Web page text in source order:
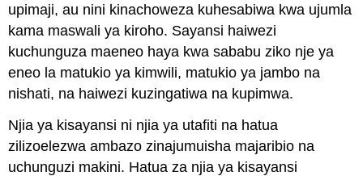
upimaji, au nini kinachoweza kuhesabiwa kwa ujumla
kama maswali ya kiroho. Sayansi haiwezi
kuchunguza maeneo haya kwa sababu ziko nje ya
eneo la matukio ya kimwili, matukio ya jambo na
nishati, na haiwezi kuzingatiwa na kupimwa.
Njia ya kisayansi ni njia ya utafiti na hatua
zilizoelezwa ambazo zinajumuisha majaribio na
uchunguzi makini. Hatua za njia ya kisayansi